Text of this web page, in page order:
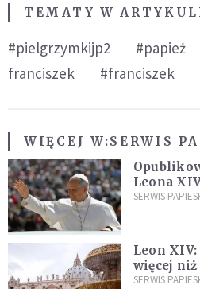
TEMATY W
#pielgrzymkijp2 #papież
franciszek
#franciszek
WIĘCEJ W:SERWIS
Leona
SERWIS
Leon
więcej
ją na
SERWIS